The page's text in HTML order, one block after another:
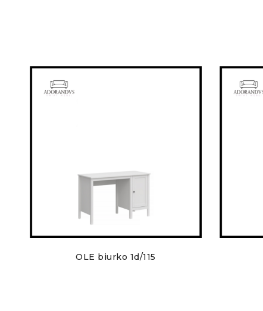
OLE biurko 1d/115